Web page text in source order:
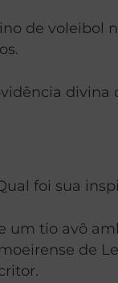
de voleibol
divina
foi sua
tio avô
de